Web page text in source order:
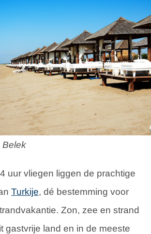
Belek
uur vliegen liggen de prachtige
Turkije, dé bestemming voor
Zon, zee en strand
gastvrije land en in de meeste